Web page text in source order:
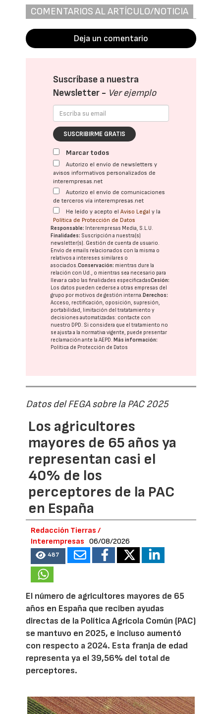
COMENTARIOS AL ARTÍCULO/NOTICIA
Deja un comentario
Suscríbase a nuestra
Newsletter - Ver ejemplo
SUSCRIBIRME GRATIS
Marcar todos
Autorizo el envío de newsletters y
avisos informativos personalizados de
interempresas.net
Autorizo el envío de comunicaciones
de terceros vía interempresas.net
He leído y acepto elAviso Legal y la
Política de Protección de Datos
Responsable: Interempresas Media, S.L.U.
Finalidades: Suscripción a nuestra(s)
newsletter(s). Gestión de cuenta de usuario.
Envío de emails relacionados con la misma o
relativos a intereses similares o
asociados.Conservación: mientras dure la
relación con Ud., o mientras sea necesario para
llevar a cabo las finalidades especificadasCesión:
Los datos pueden cederse a otras empresas del
grupo por motivos de gestión interna. Derechos:
Acceso, rectificación, oposición, supresión,
portabilidad, limitación del tratatamiento y
decisiones automatizadas: contacte con
nuestro DPD. Si considera que el tratamiento no
se ajusta a la normativa vigente, puede presentar
reclamación ante laAEPD. Más información:
Política de Protección de Datos
Datos del FEGA sobre la PAC 2025
Los agricultores
mayores de 65 años ya
representan casi el
40% de los
perceptores de la PAC
en España
Redacción Tierras /
Interempresas
06/08/2026
487
El número de agricultores mayores de 65
años en España que reciben ayudas
directas de la Política Agrícola Común (PAC)
se mantuvo en 2025, e incluso aumentó
con respecto a 2024. Esta franja de edad
representa ya el 39,56% del total de
perceptores.